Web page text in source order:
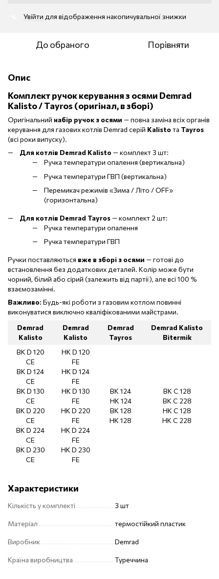
Увійти для відображення накопичувальної знижки
До обраного Порівняти
Опис
Комплект ручок керування з осями Demrad
Kalisto / Tayros (оригінал, в зборі)
Оригінальний набір ручок з осями — повна заміна всіх органів
керування для газових котлів Demrad серій Kalisto та Tayros
(всі роки випуску).
Для котлів Demrad Kalisto — комплект 3 шт:
Ручка температури опалення (вертикальна)
Ручка температури ГВП (вертикальна)
Перемикач режимів «Зима / Літо / OFF»
(горизонтальна)
Для котлів Demrad Tayros— комплект 2 шт:
Ручка температури опалення
Ручка температури ГВП
Ручки поставляються вже в зборі з осями — готові до
встановлення без додаткових деталей. Колір може бути
чорний, білий або сірий (залежить від партії), але всі 100 %
взаємозамінні.
Важливо: Будь-які роботи з газовим котлом повинні
виконуватися виключно кваліфікованими майстрами.
Demrad
Kalisto
Demrad
Kalisto
Demrad
Tayros
Demrad Kalisto
Bitermik
BK D 120
CE
BK D 124
CE
BK D 130
CE
BK D 220
CE
BK D 224
CE
BK D 230
CE
HK D 120
FE
HK D 124
FE
HK D 130
FE
HK D 220
FE
HK D 224
FE
HK D 230
FE
ВК 124
НК 124
BK 128
HK 128
BK C 128
BK C 228
HK C 128
HK C 228
Характеристики
Кількість у комплекті 3 шт
Матеріал термостійкий пластик
Виробник Demrad
Країна виробництва Туреччина